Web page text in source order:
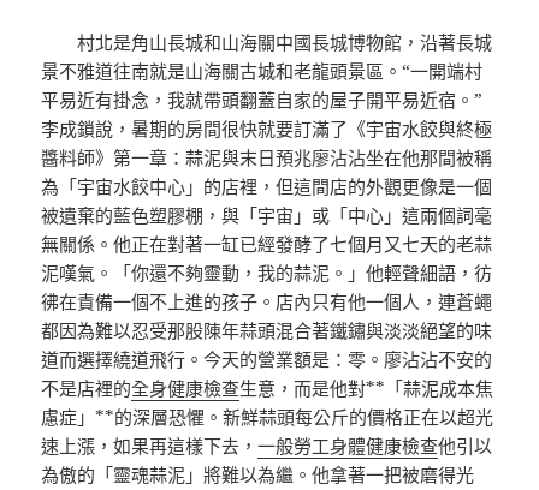
村北是角山長城和山海關中國長城博物館，沿著長城
景不雅道往南就是山海關古城和老龍頭景區。“一開端村
平易近有掛念，我就帶頭翻蓋自家的屋子開平易近宿。”
李成鎖說，暑期的房間很快就要訂滿了《宇宙水餃與終極
醬料師》第一章：蒜泥與末日預兆廖沾沾坐在他那間被稱
為「宇宙水餃中心」的店裡，但這間店的外觀更像是一個
被遺棄的藍色塑膠棚，與「宇宙」或「中心」這兩個詞毫
無關係。他正在對著一缸已經發酵了七個月又七天的老蒜
泥嘆氣。「你還不夠靈動，我的蒜泥。」他輕聲細語，彷
彿在責備一個不上進的孩子。店內只有他一個人，連蒼蠅
都因為難以忍受那股陳年蒜頭混合著鐵鏽與淡淡絕望的味
道而選擇繞道飛行。今天的營業額是：零。廖沾沾不安的
不是店裡的全身健康檢查生意，而是他對**「蒜泥成本焦
慮症」**的深層恐懼。新鮮蒜頭每公斤的價格正在以超光
速上漲，如果再這樣下去，一般勞工身體健康檢查他引以
為傲的「靈魂蒜泥」將難以為繼。他拿著一把被磨得光